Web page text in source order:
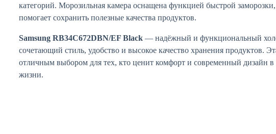
категорий. Морозильная камера оснащена функцией быстрой заморозки,
помогает сохранить полезные качества продуктов.
Samsung RB34C672DBN/EF Black — надёжный и функциональный
сочетающий стиль, удобство и высокое качество хранения продуктов.
отличным выбором для тех, кто ценит комфорт и современный дизайн в
жизни.